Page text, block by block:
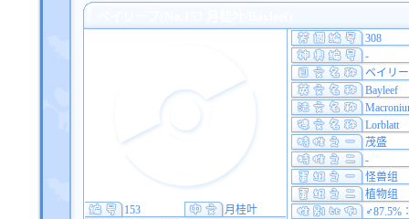
308
-
ベイリ
Bayleef
Lorblatt
茂盛
-
怪兽组
植物组
153
月桂叶